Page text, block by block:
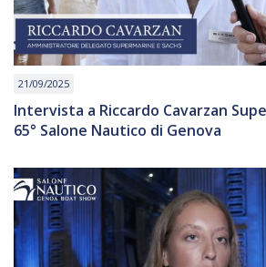
21/09/2025
Intervista a Riccardo Cavarzan
65° Salone Nautico di Genova